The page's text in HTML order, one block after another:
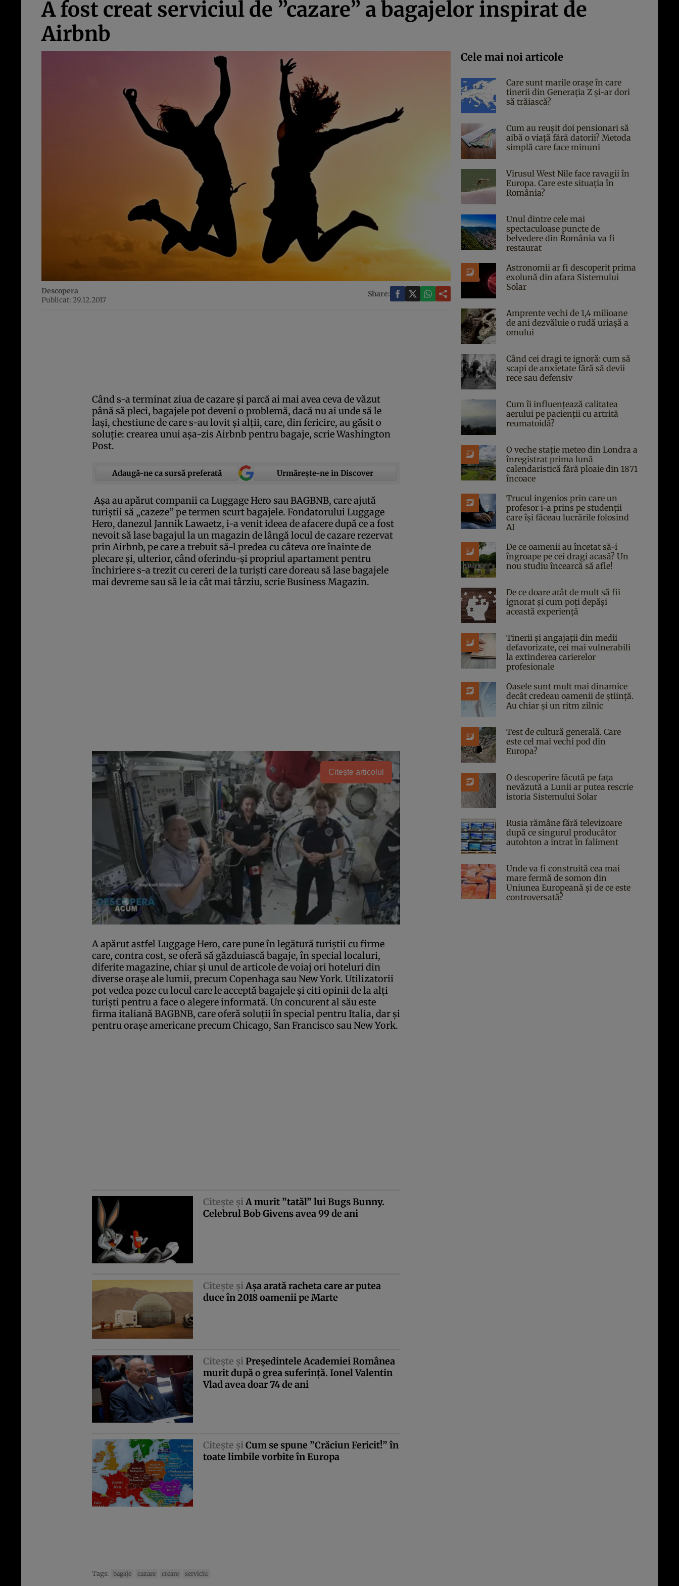
A fost creat serviciul de ”cazare” a bagajelor inspirat de
Airbnb
Descopera
Publicat: 29.12.2017
Share:
Când s-a terminat ziua de cazare şi parcă ai mai avea ceva de văzut
până să pleci, bagajele pot deveni o problemă, dacă nu ai unde să le
laşi, chestiune de care s-au lovit şi alţii, care, din fericire, au găsit o
soluţie: crearea unui aşa-zis Airbnb pentru bagaje, scrie Washington
Post.
Adaugă-ne ca sursă preferată Urmărește-ne in Discover
Aşa au apărut companii ca Luggage Hero sau BAGBNB, care ajută
turiştii să „cazeze” pe termen scurt bagajele. Fondatorului Luggage
Hero, danezul Jannik Lawaetz, i-a venit ideea de afacere după ce a fost
nevoit să lase bagajul la un magazin de lângă locul de cazare rezervat
prin Airbnb, pe care a trebuit să-l predea cu câteva ore înainte de
plecare şi, ulterior, când oferindu-şi propriul apartament pentru
închiriere s-a trezit cu cereri de la turişti care doreau să lase bagajele
mai devreme sau să le ia cât mai târziu, scrieBusiness Magazin.
Citește articolul
A apărut astfel Luggage Hero, care pune în legătură turiştii cu firme
care, contra cost, se oferă să găzduiască bagaje, în special localuri,
diferite magazine, chiar şi unul de articole de voiaj ori hoteluri din
diverse oraşe ale lumii, precum Copenhaga sau New York. Utilizatorii
pot vedea poze cu locul care le acceptă bagajele şi citi opinii de la alţi
turişti pentru a face o alegere informată. Un concurent al său este
firma italiană BAGBNB, care oferă soluţii în special pentru Italia, dar şi
pentru oraşe americane precum Chicago, San Francisco sau New York.
Citeşte şiA murit ”tatăl” lui Bugs Bunny.
Celebrul Bob Givens avea 99 de ani
Citeşte şiAşa arată racheta care ar putea
duce în 2018 oamenii pe Marte
Citeşte şiPreşedintele Academiei Românea
murit după o grea suferinţă. Ionel Valentin
Vlad avea doar 74 de ani
Citeşte şiCum se spune ”Crăciun Fericit!” în
toate limbile vorbite în Europa
Tags: bagaje cazare creare serviciu
Cele mai noi articole
Care sunt marile orașe în care
tinerii din Generația Z și-ar dori
să trăiască?
Cum au reușit doi pensionari să
aibă o viață fără datorii? Metoda
simplă care face minuni
Virusul West Nile face ravagii în
Europa. Care este situația în
România?
Unul dintre cele mai
spectaculoase puncte de
belvedere din România va fi
restaurat
Astronomii ar fi descoperit prima
exolună din afara Sistemului
Solar
Amprente vechi de 1,4 milioane
de ani dezvăluie o rudă uriașă a
omului
Când cei dragi te ignoră: cum să
scapi de anxietate fără să devii
rece sau defensiv
Cum îi influențează calitatea
aerului pe pacienții cu artrită
reumatoidă?
O veche stație meteo din Londra a
înregistrat prima lună
calendaristică fără ploaie din 1871
încoace
Trucul ingenios prin care un
profesor i-a prins pe studenții
care își făceau lucrările folosind
AI
De ce oamenii au încetat să-i
îngroape pe cei dragi acasă? Un
nou studiu încearcă să afle!
De ce doare atât de mult să fii
ignorat și cum poți depăși
această experiență
Tinerii și angajații din medii
defavorizate, cei mai vulnerabili
la extinderea carierelor
profesionale
Oasele sunt mult mai dinamice
decât credeau oamenii de știință.
Au chiar și un ritm zilnic
Test de cultură generală. Care
este cel mai vechi pod din
Europa?
O descoperire făcută pe fața
nevăzută a Lunii ar putea rescrie
istoria Sistemului Solar
Rusia rămâne fără televizoare
după ce singurul producător
autohton a intrat în faliment
Unde va fi construită cea mai
mare fermă de somon din
Uniunea Europeană și de ce este
controversată?